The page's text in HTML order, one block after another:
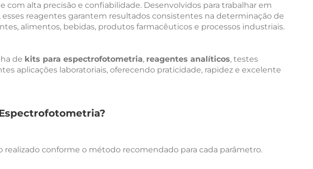
alta precisão e confiabilidade. Desenvolvidos para trabalhar em
reagentes garantem resultados consistentes na determinação de
alimentos, bebidas, produtos farmacêuticos e processos industriais.
de kits para espectrofotometria, reagentes analíticos, testes
aplicações laboratoriais, oferecendo praticidade, rapidez e excelente
realizado conforme o método recomendado para cada parâmetro.